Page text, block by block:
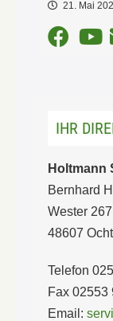
21. Mai
IHR
Holtmann
Bernhard
Wester 267
48607
Telefon
Fax 02553
Email: